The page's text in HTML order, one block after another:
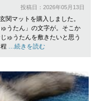
投稿日：2026年05月13日
関マットを購入しました。
うたん」の文字が。そこか
ゅうたんを敷きたいと思う
…続きを読む